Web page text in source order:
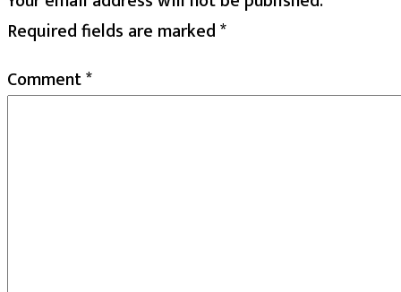
Required fields are marked*
Comment*